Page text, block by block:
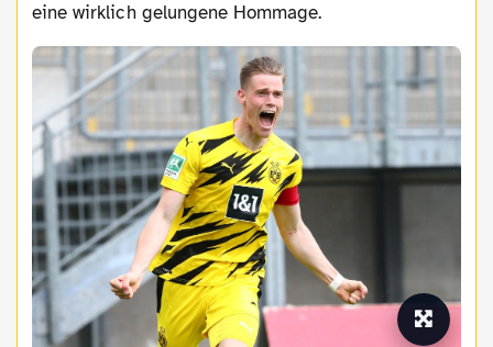
eine wirklich gelungene Hommage.